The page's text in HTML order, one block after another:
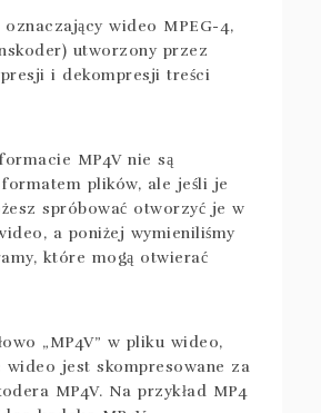
wideo MPEG-4,
utworzony przez
i dekompresji treści
MP4V nie są
plików, ale jeśli je
spróbować otworzyć je w
a poniżej wymieniliśmy
które mogą otwierać
„MP4V” w pliku wideo,
wideo jest skompresowane za
MP4V. Na przykład MP4